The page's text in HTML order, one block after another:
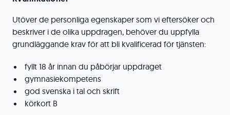
Utöver de personliga egenskaper som vi eftersöker och
beskriver i de olika uppdragen, behöver du uppfylla
grundläggande krav för att bli kvalificerad för tjänsten:
fyllt 18 år innan du påbörjar uppdraget
gymnasiekompetens
god svenska i tal och skrift
körkort B